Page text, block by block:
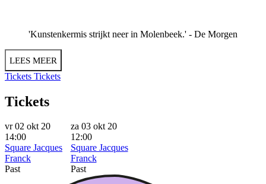
'Kunstenkermis strijkt neer in Molenbeek.' - De Morgen
LEES MEER
Tickets Tickets
Tickets
vr 02 okt 20
14:00
Square Jacques
Franck
Past
za 03 okt 20
12:00
Square Jacques
Franck
Past